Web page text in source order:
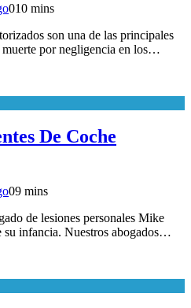
010 mins
son una de las principales
muerte por negligencia en los…
De Coche
09 mins
de lesiones personales Mike
su infancia. Nuestros abogados…